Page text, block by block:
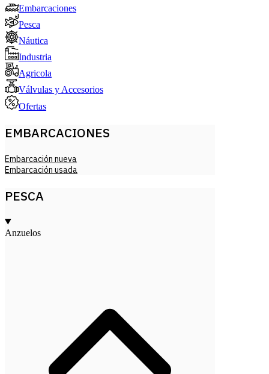
Embarcaciones
Pesca
Náutica
Industria
Agricola
Válvulas y Accesorios
Ofertas
EMBARCACIONES
Embarcación nueva
Embarcación usada
PESCA
Anzuelos